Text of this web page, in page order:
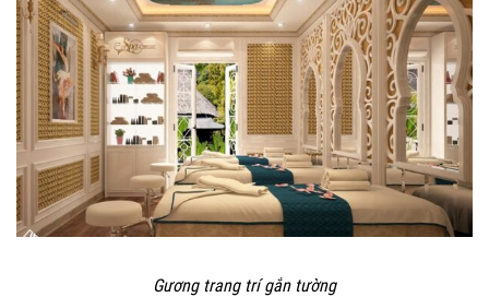
Gương trang trí gắn tường